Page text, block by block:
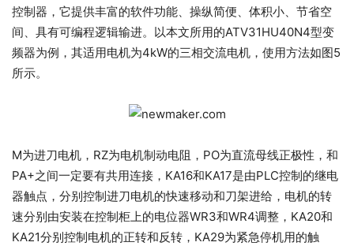
控制器，它提供丰富的软件功能、操纵简便、体积小、节省空
间、具有可编程逻辑输进。以本文所用的ATV31HU40N4型变
频器为例，其适用电机为4kW的三相交流电机，使用方法如图5
所示。
M为进刀电机，RZ为电机制动电阻，PO为直流母线正极性，和
PA+之间一定要有共用连接，KA16和KA17是由PLC控制的继电
器触点，分别控制进刀电机的快速移动和刀架进给，电机的转
速分别由安装在控制柜上的电位器WR3和WR4调整，KA20和
KA21分别控制电机的正转和反转，KA29为紧急停机用的触